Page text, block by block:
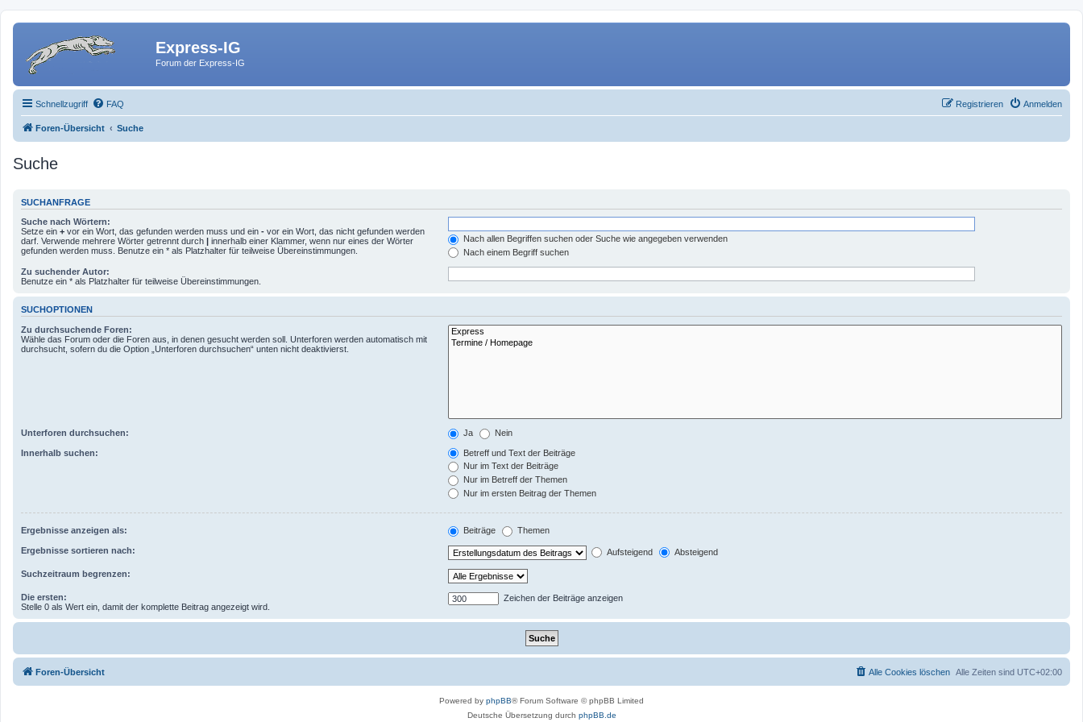
Express-IG
Forum der Express-IG
Schnellzugriff FAQ Anmelden
Registrieren
Foren-Übersicht Suche
Suche
SUCHANFRAGE
Suche nach Wörtern:
Setze ein + vor ein Wort, das gefunden werden muss und ein - vor ein Wort, das nicht gefunden werden
darf. Verwende mehrere Wörter getrennt durch | innerhalb einer Klammer, wenn nur eines der Wörter
gefunden werden muss. Benutze ein * als Platzhalter für teilweise Übereinstimmungen.
Nach allen Begriffen suchen oder Suche wie angegeben verwenden
Nach einem Begriff suchen
Zu suchender Autor:
Benutze ein * als Platzhalter für teilweise Übereinstimmungen.
SUCHOPTIONEN
Zu durchsuchende Foren:
Wähle das Forum oder die Foren aus, in denen gesucht werden soll. Unterforen werden automatisch mit
durchsucht, sofern du die Option „Unterforen durchsuchen“ unten nicht deaktivierst.
Unterforen durchsuchen: Ja Nein
Innerhalb suchen:
Betreff und Text der Beiträge
Nur im Text der Beiträge
Nur im Betreff der Themen
Nur im ersten Beitrag der Themen
Ergebnisse anzeigen als: Beiträge Themen
Ergebnisse sortieren nach: Aufsteigend Absteigend
Suchzeitraum begrenzen:
Die ersten:
Stelle 0 als Wert ein, damit der komplette Beitrag angezeigt wird.
Zeichen der Beiträge anzeigen
Foren-Übersicht Alle Zeiten sind UTC+02:00
Alle Cookies löschen
Powered by phpBB® Forum Software © phpBB Limited
Deutsche Übersetzung durch phpBB.de